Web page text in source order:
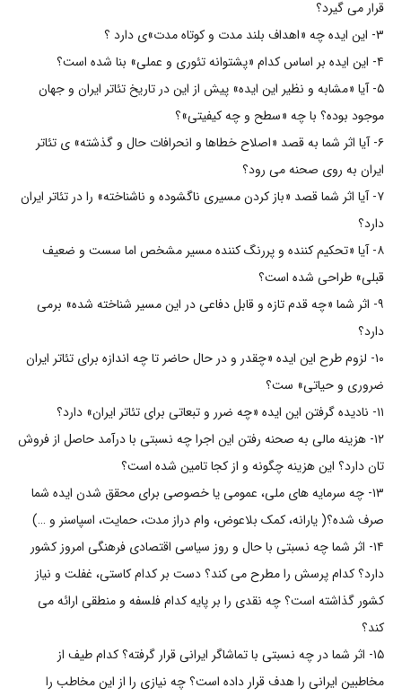
قرار می گیرد؟
۳- این ایده چه «اهداف بلند مدت و کوتاه مدت»ی دارد ؟
۴- این ایده بر اساس کدام «پشتوانه تئوری و عملی» بنا شده است؟
۵- آیا «مشابه و نظیر این ایده» پیش از این در تاریخ تئاتر ایران و جهان
موجود بوده؟ با چه «سطح و چه کیفیتی»؟
۶- آیا اثر شما به قصد «اصلاح خطاها و انحرافات حال و گذشته» ی تئاتر
ایران به روی صحنه می رود؟
۷- آیا اثر شما قصد «باز کردن مسیری ناگشوده و ناشناخته» را در تئاتر ایران
دارد؟
۸- آیا «تحکیم کننده و پررنگ کننده مسیر مشخص اما سست و ضعیف
قبلی» طراحی شده است؟
۹- اثر شما «چه قدم تازه و قابل دفاعی در این مسیر شناخته شده» برمی
دارد؟
۱۰- لزوم طرح این ایده «چقدر و در حال حاضر تا چه اندازه برای تئاتر ایران
ضروری و حیاتی» ست؟
۱۱- نادیده گرفتن این ایده «چه ضرر و تبعاتی برای تئاتر ایران» دارد؟
۱۲- هزینه مالی به صحنه رفتن این اجرا چه نسبتی با درآمد حاصل از فروش
تان دارد؟ این هزینه چگونه و از کجا تامین شده است؟
۱۳- چه سرمایه های ملی، عمومی یا خصوصی برای محقق شدن ایده شما
صرف شده؟( یارانه، کمک بلاعوض، وام دراز مدت، حمایت، اسپاسنر و …)
۱۴- اثر شما چه نسبتی با حال و روز سیاسی اقتصادی فرهنگی امروز کشور
دارد؟ کدام پرسش را مطرح می کند؟ دست بر کدام کاستی، غفلت و نیاز
کشور گذاشته است؟ چه نقدی را بر پایه کدام فلسفه و منطقی ارائه می
کند؟
۱۵- اثر شما در چه نسبتی با تماشاگر ایرانی قرار گرفته؟ کدام طیف از
مخاطبین ایرانی را هدف قرار داده است؟ چه نیازی را از این مخاطب را